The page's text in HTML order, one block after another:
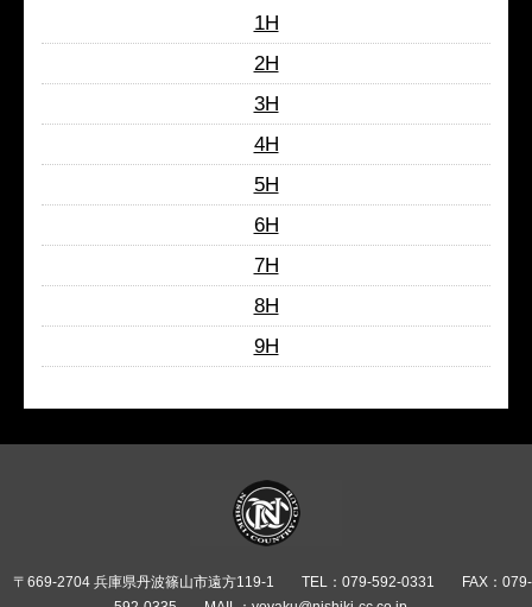
1H
2H
3H
4H
5H
6H
7H
8H
9H
〒669-2704 兵庫県丹波篠山市遠方119-1 TEL：079-592-0331
FAX：079-